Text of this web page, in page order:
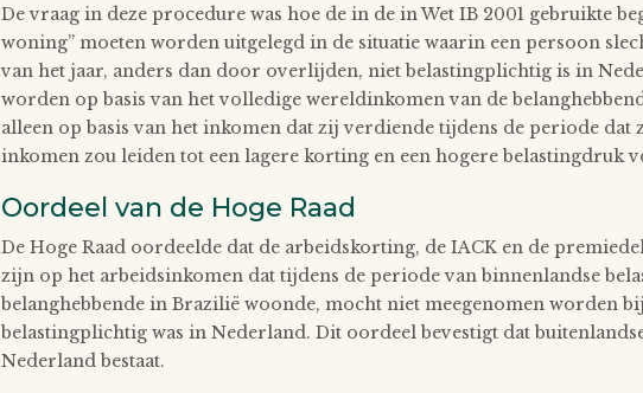
De vraag in deze procedure was hoe de in de in Wet IB 2001 gebruikte
woning” moeten worden uitgelegd in de situatie waarin een persoon
van het jaar, anders dan door overlijden, niet belastingplichtig is in
worden op basis van het volledige wereldinkomen van de
alleen op basis van het inkomen dat zij verdiende tijdens de periode
inkomen zou leiden tot een lagere korting en een hogere belastingdruk
Oordeel van de Hoge Raad
De Hoge Raad oordeelde dat de arbeidskorting, de IACK en de
zijn op het arbeidsinkomen dat tijdens de periode van binnenlandse
belanghebbende in Brazilië woonde, mocht niet meegenomen worden
belastingplichtig was in Nederland. Dit oordeel bevestigt dat
Nederland bestaat.